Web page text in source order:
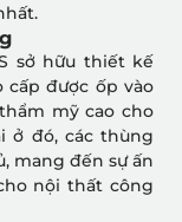
sở hữu thiết kế
được ốp vào
mỹ cao cho
ở đó, các thùng
mang đến sự ấn
nội thất công